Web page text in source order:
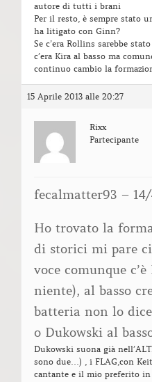
autore di tutti i brani
Per il resto, è sempre stato
ha litigato con Ginn?
Se c’era Rollins sarebbe
c’era Kira al basso ma
continuo cambio la
15 Aprile 2013 alle 20:27
Rixx
Partecipante
fecalmatter93 –
Ho trovato la
di storici mi pare
voce comunque
niente), al basso
batteria non lo
o Dukowski al
Dukowski suona già
sono due…) , i FLAG,con
cantante e il mio preferito in